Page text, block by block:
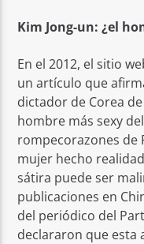
Kim Jong-un: ¿el
En el 2012, el sitio
un artículo que
dictador de Corea
hombre más sexy
rompecorazones de
mujer hecho
sátira puede ser
publicaciones en
del periódico del
declararon que esta